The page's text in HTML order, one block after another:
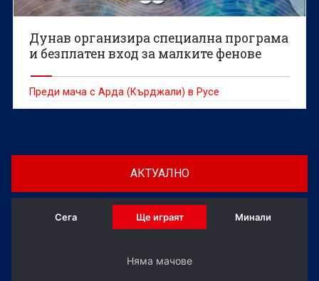
Дунав организира специална програма
и безплатен вход за малките фенове
Преди мача с Арда (Кърджали) в Русе
АКТУАЛНО
Сега Ще играят Минали
Няма мачове